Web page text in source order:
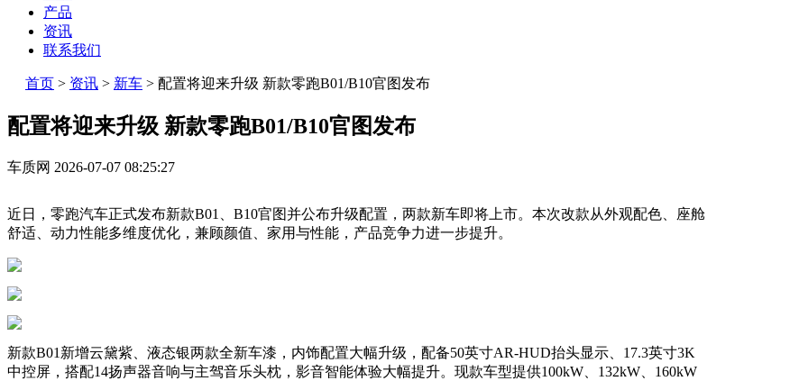
产品
资讯
联系我们
首页 > 资讯 > 新车 > 配置将迎来升级 新款零跑B01/B10官图发布
配置将迎来升级 新款零跑B01/B10官图发布
车质网 2026-07-07 08:25:27
近日，零跑汽车正式发布新款B01、B10官图并公布升级配置，两款新车即将上市。本次改款从外观配色、座舱
舒适、动力性能多维度优化，兼顾颜值、家用与性能，产品竞争力进一步提升。
新款B01新增云黛紫、液态银两款全新车漆，内饰配置大幅升级，配备50英寸AR-HUD抬头显示、17.3英寸3K
中控屏，搭配14扬声器音响与主驾音乐头枕，影音智能体验大幅提升。现款车型提供100kW、132kW、160kW